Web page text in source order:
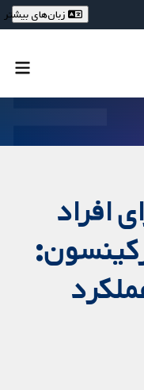
زبان‌های بیشتر
افراد